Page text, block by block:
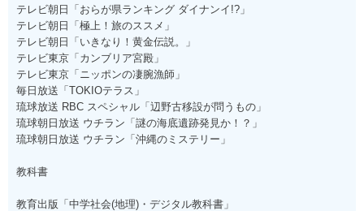
テレビ朝日「おらが県ランキング ダイナンイ!?」
テレビ朝日「極上！旅のススメ」
テレビ朝日「いきなり！黄金伝説。」
テレビ東京「カンブリア宮殿」
テレビ東京「ニッポンの凄腕漁師」
毎日放送「TOKIOテラス」
琉球放送 RBC スペシャル「辺野古移設が問うもの」
琉球朝日放送 ウチラン「謎の海底遺跡発見か！？」
琉球朝日放送 ウチラン「沖縄のミステリー」
教科書
教育出版「中学社会(地理)・デジタル教科書」